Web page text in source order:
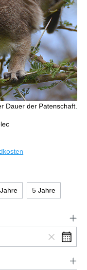
Dauer der Patenschaft.
5 Jahre